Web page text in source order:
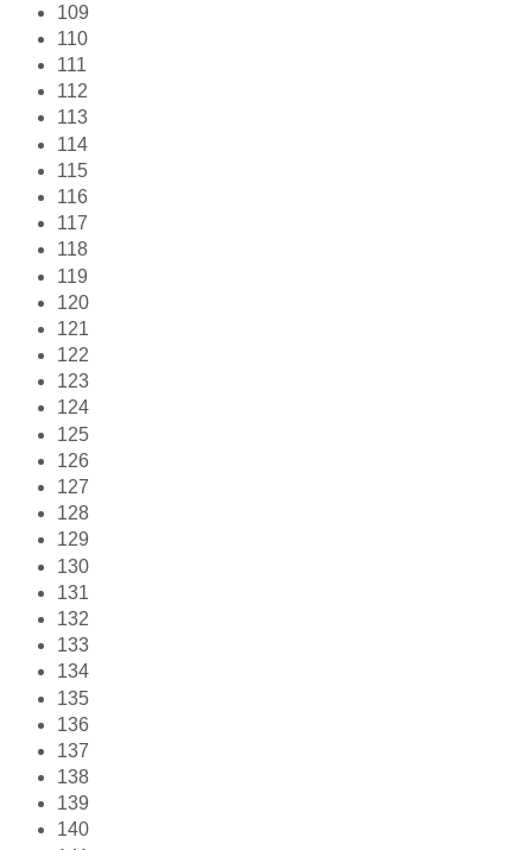
109
110
111
112
113
114
115
116
117
118
119
120
121
122
123
124
125
126
127
128
129
130
131
132
133
134
135
136
137
138
139
140